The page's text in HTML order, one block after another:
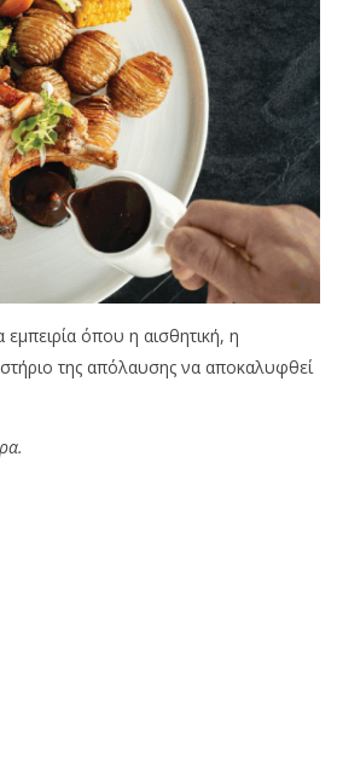
όπου η αισθητική, η
της απόλαυσης να αποκαλυφθεί